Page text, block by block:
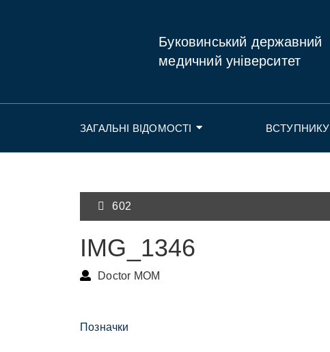
Буковинський державний
медичний університет
ЗАГАЛЬНІ ВІДОМОСТІ ВСТУПНИКУ
602
IMG_1346
Doctor MOM
Позначки